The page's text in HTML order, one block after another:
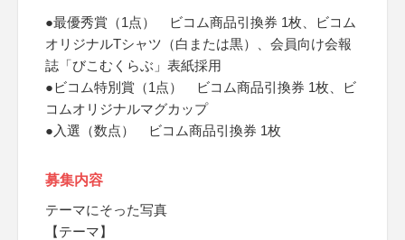
●最優秀賞（1点） ビコム商品引換券 1枚、ビコム
オリジナルTシャツ（白または黒）、会員向け会報
誌「びこむくらぶ」表紙採用
●ビコム特別賞（1点） ビコム商品引換券 1枚、ビ
コムオリジナルマグカップ
●入選（数点） ビコム商品引換券 1枚
募集内容
テーマにそった写真
【テーマ】